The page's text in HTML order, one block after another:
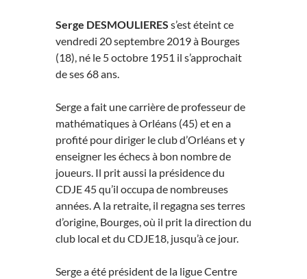
Serge DESMOULIERES s’est éteint ce
vendredi 20 septembre 2019 à Bourges
(18), né le 5 octobre 1951 il s’approchait
de ses 68 ans.
Serge a fait une carrière de professeur de
mathématiques à Orléans (45) et en a
profité pour diriger le club d’Orléans et y
enseigner les échecs à bon nombre de
joueurs. Il prit aussi la présidence du
CDJE 45 qu’il occupa de nombreuses
années. A la retraite, il regagna ses terres
d’origine, Bourges, où il prit la direction du
club local et du CDJE18, jusqu’à ce jour.
Serge a été président de la ligue Centre